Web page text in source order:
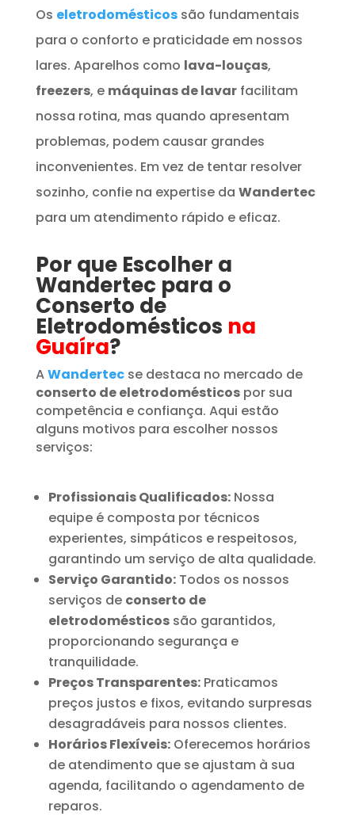
Os eletrodomésticos são fundamentais
para o conforto e praticidade em nossos
lares. Aparelhos como lava-louças,
freezers, e máquinas de lavarfacilitam
nossa rotina, mas quando apresentam
problemas, podem causar grandes
inconvenientes. Em vez de tentar resolver
sozinho, confie na expertise da Wandertec
para um atendimento rápido e eficaz.
Por que Escolher a
Wandertec para o
Conserto de
Eletrodomésticos na
Guaíra?
AWandertecse destaca no mercado de
conserto de eletrodomésticospor sua
competência e confiança. Aqui estão
alguns motivos para escolher nossos
serviços:
Profissionais Qualificados:Nossa
equipe é composta por técnicos
experientes, simpáticos e respeitosos,
garantindo um serviço de alta qualidade.
Serviço Garantido:Todos os nossos
serviços de conserto de
eletrodomésticossão garantidos,
proporcionando segurança e
tranquilidade.
Preços Transparentes:Praticamos
preços justos e fixos, evitando surpresas
desagradáveis para nossos clientes.
Horários Flexíveis:Oferecemos horários
de atendimento que se ajustam à sua
agenda, facilitando o agendamento de
reparos.